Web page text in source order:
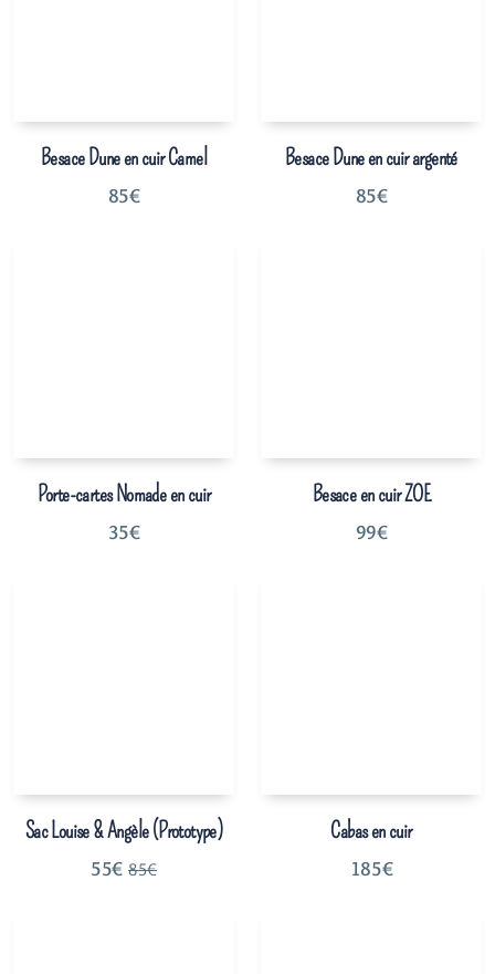
Besace Dune en cuir Camel
85€
Besace Dune en cuir argenté
85€
Porte-cartes Nomade en cuir
35€
Besace en cuir ZOE
99€
Sac Louise & Angèle (Prototype)
55€ 85€
Cabas en cuir
185€